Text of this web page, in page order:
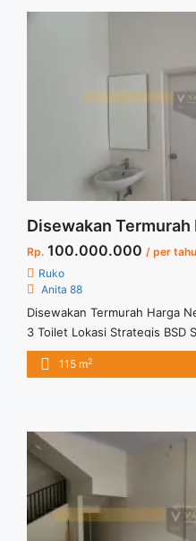
Posisi Jalan Raya Utama
class="read-more"
ruko-mewah-north-point-4-
raya-utama-bsd-incld-lift-
more about Dijual Ruko
Basement Posisi Jalan Raya
Rp. 100.000.000 / per
Ruko
Anita 88
Disewakan Termurah Harga
3 Toilet Lokasi Strategis BSD
36 m2 Luas Bangunan 115
,atau untuk kantor Sewa 100
115 m2